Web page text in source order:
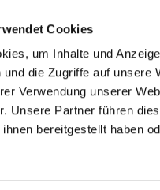
Cookies
um Inhalte und
und die Zugriffe auf
Verwendung unserer
Unsere Partner führen
bereitgestellt haben
in der
Kontakte